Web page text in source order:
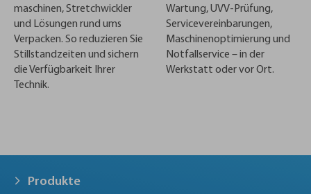
maschinen, Stretchwickler
und Lösungen rund ums
Verpacken. So reduzieren Sie
Stillstandzeiten und sichern
die Verfügbarkeit Ihrer
Technik.
Wartung, UVV-Prüfung,
Servicevereinbarungen,
Maschinenoptimierung und
Notfallservice – in der
Werkstatt oder vor Ort.
Produkte